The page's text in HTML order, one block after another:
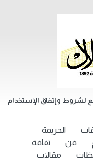
لشروط وإتفاق الإستخدام
الجريمة
فن
ثقافة
مقالات